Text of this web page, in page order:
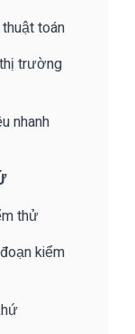
toán
trường
nhanh
thử
kiểm